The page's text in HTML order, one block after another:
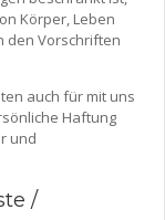
Körper, Leben
den Vorschriften
auch für mit uns
Haftung
und
/